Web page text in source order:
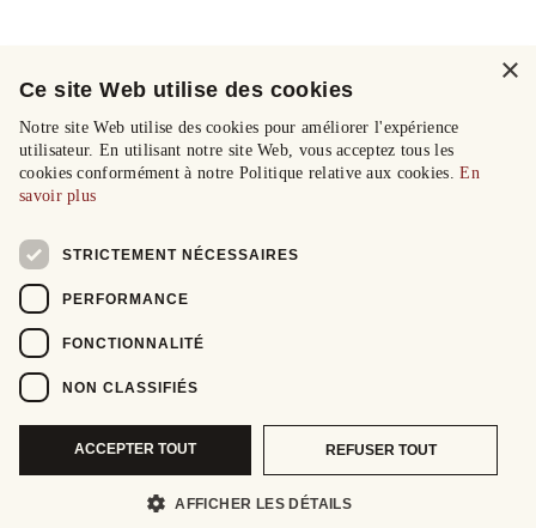
×
Ce site Web utilise des cookies
Notre site Web utilise des cookies pour améliorer l'expérience
utilisateur. En utilisant notre site Web, vous acceptez tous les
cookies conformément à notre Politique relative aux cookies.En
savoir plus
STRICTEMENT NÉCESSAIRES
PERFORMANCE
FONCTIONNALITÉ
NON CLASSIFIÉS
ACCEPTER TOUT REFUSER TOUT
AFFICHER LES DÉTAILS